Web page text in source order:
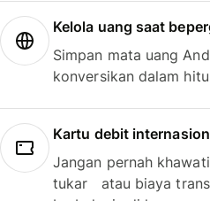
Kelola uang saat
Simpan mata uang
konversikan dalam
Kartu debit
Jangan pernah
tukar atau biaya